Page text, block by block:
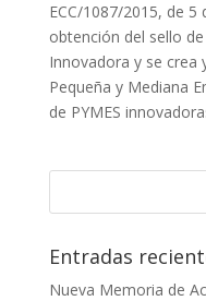
ECC/1087/2015, de
obtención del sello
Innovadora y se crea
Pequeña y Mediana
de PYMES
Entradas
Nueva Memoria de